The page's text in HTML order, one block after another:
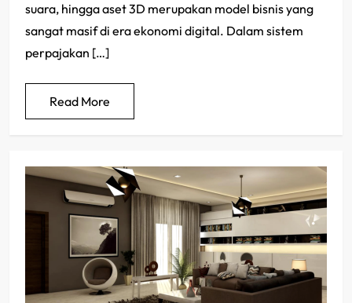
suara, hingga aset 3D merupakan model bisnis yang
sangat masif di era ekonomi digital. Dalam sistem
perpajakan […]
Read More